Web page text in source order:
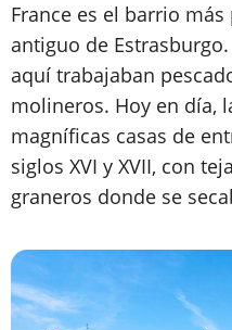
France es el barrio
antiguo de
aquí trabajaban
molineros. Hoy en día,
magníficas casas de
siglos XVI y XVII, con
graneros donde se